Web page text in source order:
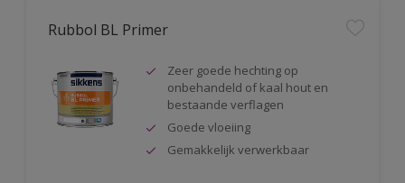
Rubbol BL Primer
Zeer goede hechting op
onbehandeld of kaal hout en
bestaande verflagen
Goede vloeiing
Gemakkelijk verwerkbaar